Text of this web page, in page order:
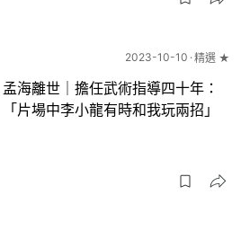
2023-10-10 精選 ★
孟海離世｜擔任武術指導四十年：
「片場中李小龍有時和我玩兩招」